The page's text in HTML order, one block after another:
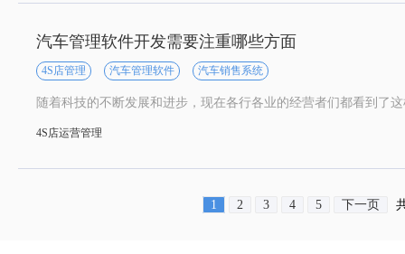
汽车管理软件开发需要注重哪些方面
4S店管理 汽车管理软件 汽车销售系统
4S店运营管理
1 2 3 4 5 下一页